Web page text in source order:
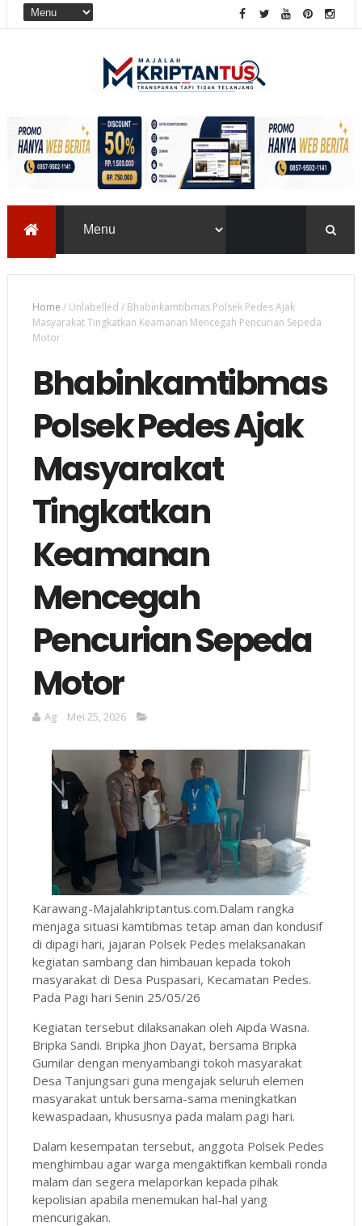
Home /Unlabelled / Bhabinkamtibmas Polsek Pedes Ajak
Masyarakat Tingkatkan Keamanan Mencegah Pencurian Sepeda
Motor
Bhabinkamtibmas
Polsek Pedes Ajak
Masyarakat
Tingkatkan
Keamanan
Mencegah
Pencurian Sepeda
Motor
Ag Mei 25, 2026
Karawang-Majalahkriptantus.com.Dalam rangka
menjaga situasi kamtibmas tetap aman dan kondusif
di dipagi hari, jajaran Polsek Pedes melaksanakan
kegiatan sambang dan himbauan kepada tokoh
masyarakat di Desa Puspasari, Kecamatan Pedes.
Pada Pagi hari Senin 25/05/26
Kegiatan tersebut dilaksanakan oleh Aipda Wasna.
Bripka Sandi. Bripka Jhon Dayat, bersama Bripka
Gumilar dengan menyambangi tokoh masyarakat
Desa Tanjungsari guna mengajak seluruh elemen
masyarakat untuk bersama-sama meningkatkan
kewaspadaan, khususnya pada malam pagi hari.
Dalam kesempatan tersebut, anggota Polsek Pedes
menghimbau agar warga mengaktifkan kembali ronda
malam dan segera melaporkan kepada pihak
kepolisian apabila menemukan hal-hal yang
mencurigakan.